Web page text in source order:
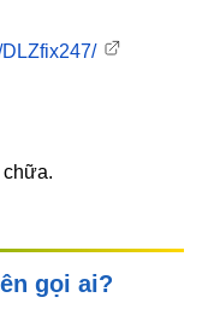
gọi ai?